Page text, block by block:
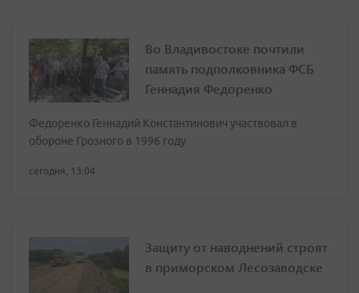
Во Владивостоке почтили
память подполковника ФСБ
Геннадия Федоренко
Федоренко Геннадий Константинович участвовал в
обороне Грозного в 1996 году
сегодня, 13:04
Защиту от наводнений строят
в приморском Лесозаводске